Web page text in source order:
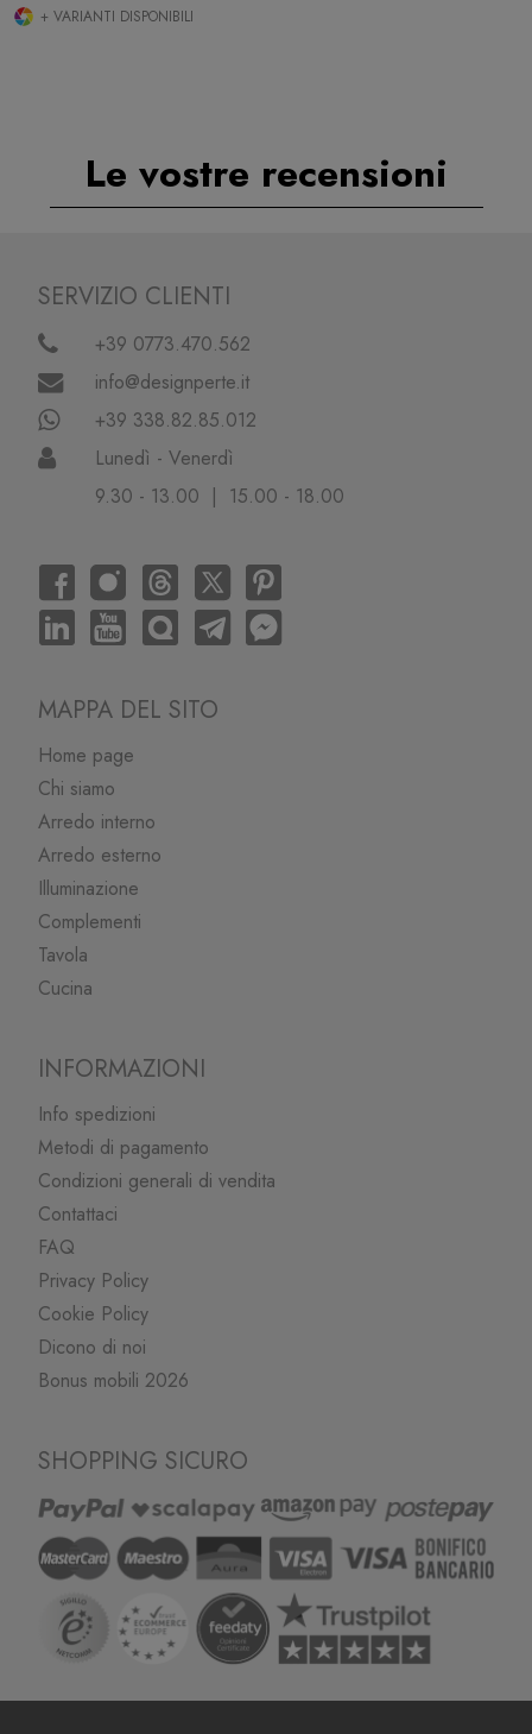
+ VARIANTI DISPONIBILI
Le vostre recensioni
SERVIZIO CLIENTI
+39 0773.470.562
info@designperte.it
+39 338.82.85.012
Lunedì - Venerdì
9.30 - 13.00 | 15.00 - 18.00
MAPPA DEL SITO
Home page
Chi siamo
Arredo interno
Arredo esterno
Illuminazione
Complementi
Tavola
Cucina
INFORMAZIONI
Info spedizioni
Metodi di pagamento
Condizioni generali di vendita
Contattaci
FAQ
Privacy Policy
Cookie Policy
Dicono di noi
Bonus mobili 2026
SHOPPING SICURO